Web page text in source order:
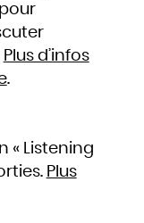
Plus d’infos
.
« Listening
Plus